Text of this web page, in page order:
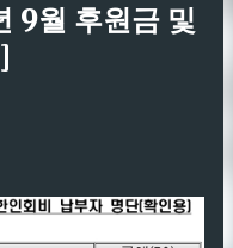
9월 후원금 및